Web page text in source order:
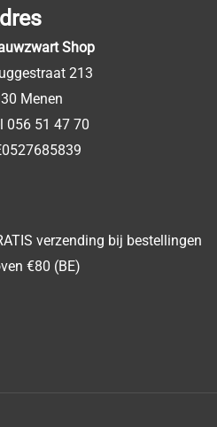
Shop
213
Menen
056 51 47 70
verzending bij bestellingen
€80 (BE)